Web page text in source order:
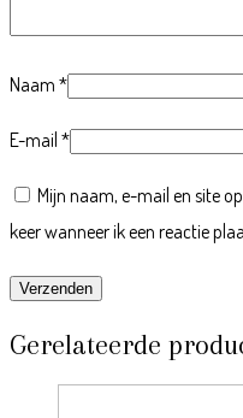
Naam *
E-mail *
Mijn naam, e-mail en site
keer wanneer ik een reactie
Gerelateerde